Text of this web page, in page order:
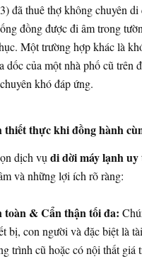
đã thuê thợ không chuyên
đồng được đi âm trong
Một trường hợp khác là
dốc của một nhà phố cũ
khó đáp ứng.
thiết thực khi đồng hành
dịch vụdi dời máy lạnh uy
và những lợi ích rõ ràng:
toàn & Cẩn thận tối đa:
bị, con người và đặc biệt là
trình cũ hoặc có nội thất giá